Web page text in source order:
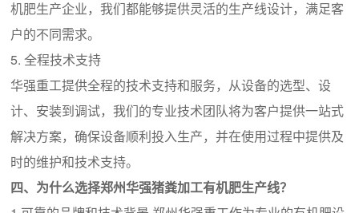
机肥生产企业，我们都能够提供灵活的生产线设计，满足客
户的不同需求。
5. 全程技术支持
华强重工提供全程的技术支持和服务，从设备的选型、设
计、安装到调试，我们的专业技术团队将为客户提供一站式
解决方案，确保设备顺利投入生产，并在使用过程中提供及
时的维护和技术支持。
四、为什么选择郑州华强猪粪加工有机肥生产线？